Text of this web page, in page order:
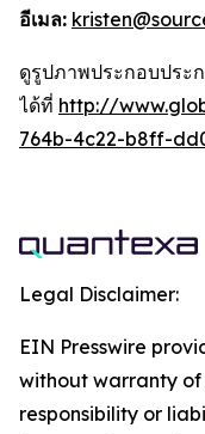
อีเมล:
ดูรูปภาพประกอบประ
ได้ที่ http://
764b-4c22-b8ff-
Legal Disclaimer:
EIN Presswire
without warranty of
responsibility or